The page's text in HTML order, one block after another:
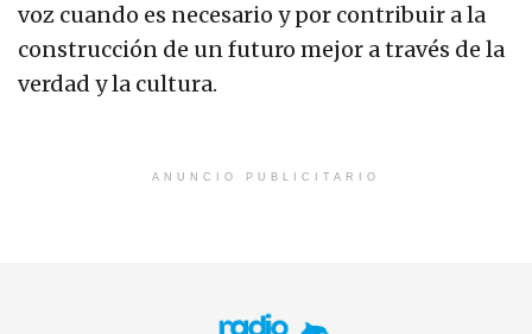
voz cuando es necesario y por contribuir a la
construcción de un futuro mejor a través de la
verdad y la cultura.
ANUNCIO PUBLICITARIO